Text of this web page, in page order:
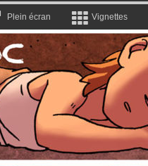
Plein écran Vignettes